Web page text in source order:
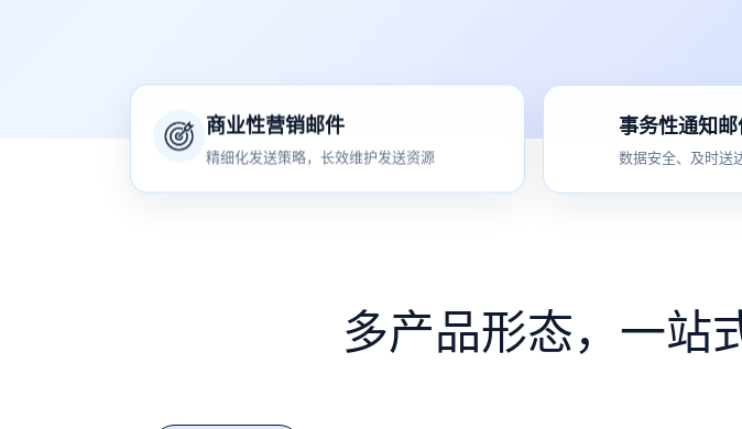
商业性营销邮件
精细化发送策略，长效维护发送资源
事务性通知邮
数据安全、及时送
多产品形态，一站